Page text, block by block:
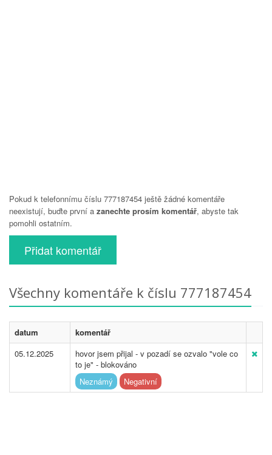
Pokud k telefonnímu číslu 777187454 ještě žádné komentáře
neexistují, buďte první a zanechte prosím komentář, abyste tak
pomohli ostatním.
Přidat komentář
Všechny komentáře k číslu 777187454
datum
komentář
05.12.2025
hovor jsem přijal - v pozadí se ozvalo "vole co
to je" - blokováno
Neznámý
Negativní